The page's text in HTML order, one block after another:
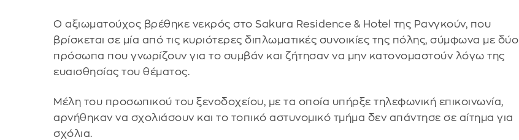
Ο αξιωματούχος βρέθηκε νεκρός στο Sakura Residence & Hotel της Ρανγκούν, που
βρίσκεται σε μία από τις κυριότερες διπλωματικές συνοικίες της πόλης, σύμφωνα με δύο
πρόσωπα που γνωρίζουν για το συμβάν και ζήτησαν να μην κατονομαστούν λόγω της
ευαισθησίας του θέματος.
Μέλη του προσωπικού του ξενοδοχείου, με τα οποία υπήρξε τηλεφωνική επικοινωνία,
αρνήθηκαν να σχολιάσουν και το τοπικό αστυνομικό τμήμα δεν απάντησε σε αίτημα για
σχόλια.